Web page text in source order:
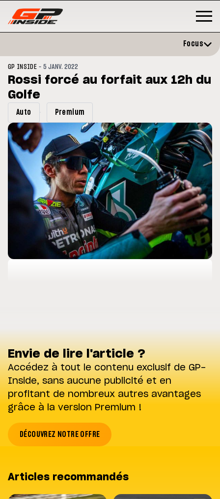
opéré avec succès de la
droite à Madrid
MOTO GP
Silverstone : Horaires et
Programme du GP de Grande-
Bretagne
Focus
GP INSIDE -5 JANV. 2022
Rossi forcé au forfait aux 12h du
Golfe
Auto Premium
Envie de lire l'article ?
Accédez à tout le contenu exclusif de GP-
Inside, sans aucune publicité et en
profitant de nombreux autres avantages
grâce à la version Premium !
DÉCOUVREZ NOTRE OFFRE
Articles recommandés